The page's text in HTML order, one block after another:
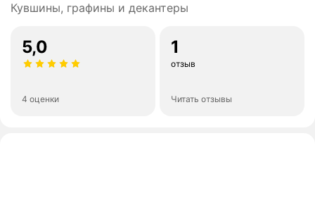
Кувшины, графины и декантеры
5,0
4 оценки
1
отзыв
Читать отзывы